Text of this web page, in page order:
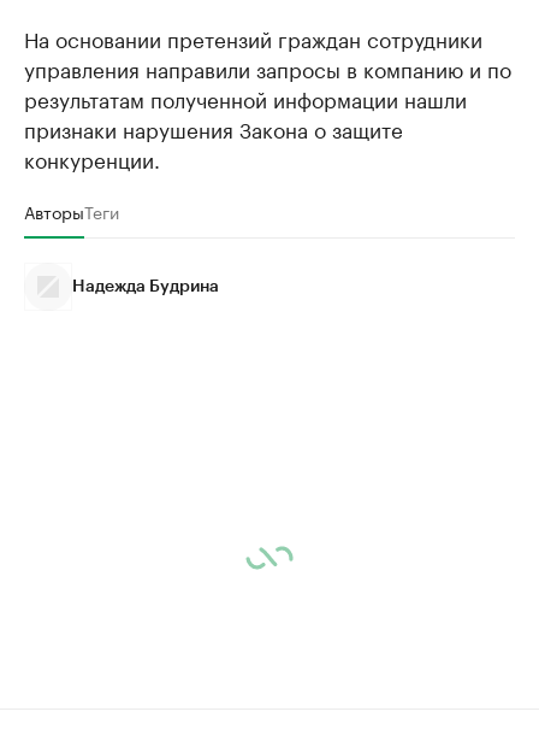
На основании претензий граждан сотрудники
управления направили запросы в компанию и по
результатам полученной информации нашли
признаки нарушения Закона о защите
конкуренции.
АвторыТеги
Надежда Будрина